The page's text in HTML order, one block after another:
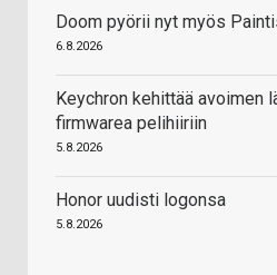
Doom pyörii nyt myös
6.8.2026
Keychron kehittää avoimen
firmwarea pelihiiriin
5.8.2026
Honor uudisti logonsa
5.8.2026